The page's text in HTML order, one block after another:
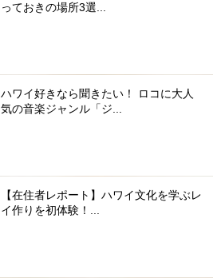
っておきの場所3選...
ハワイ好きなら聞きたい！ ロコに大人
気の音楽ジャンル「ジ...
【在住者レポート】ハワイ文化を学ぶレ
イ作りを初体験！...